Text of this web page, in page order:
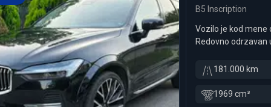
B5 Inscription
Vozilo je kod mene
Redovno odrzavan
Auto se koristi
181.000 km
1969 cm³